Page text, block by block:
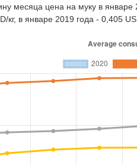
месяца цена на муку в январе
в январе 2019 года - 0,405